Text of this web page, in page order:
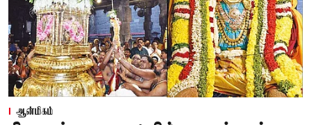
ஆன்மிகம்